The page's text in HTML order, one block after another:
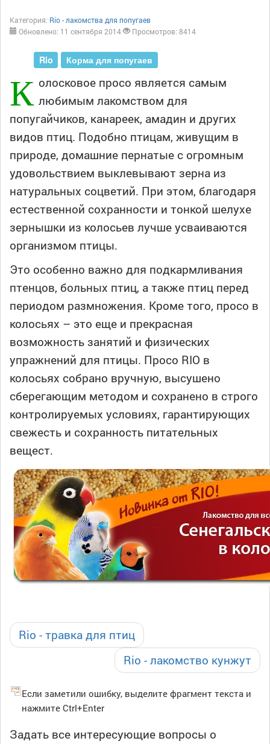
Категория: Rio - лакомства для попугаев
Обновлено: 11 сентября 2014
Просмотров: 8414
Rio Корма для попугаев
К олосковое просо является самым
любимым лакомством для
попугайчиков, канареек, амадин и других
видов птиц. Подобно птицам, живущим в
природе, домашние пернатые с огромным
удовольствием выклевывают зерна из
натуральных соцветий. При этом, благодаря
естественной сохранности и тонкой шелухе
зернышки из колосьев лучше усваиваются
организмом птицы.
Это особенно важно для подкармливания
птенцов, больных птиц, а также птиц перед
периодом размножения. Кроме того, просо в
колосьях – это еще и прекрасная
возможность занятий и физических
упражнений для птицы. Просо RIO в
колосьях собрано вручную, высушено
сберегающим методом и сохранено в строго
контролируемых условиях, гарантирующих
свежесть и сохранность питательных
вещест.
Rio - травка для птиц
Rio - лакомство кунжут
Если заметили ошибку, выделите фрагмент текста и
нажмите Ctrl+Enter
Задать все интересующие вопросы о